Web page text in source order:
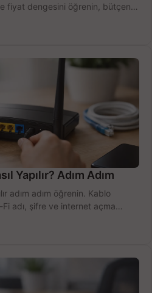
fiyat dengesini öğrenin, bütçenizi
Yapılır? Adım Adım
adım adım öğrenin. Kablo
Fi adı, şifre ve internet açma